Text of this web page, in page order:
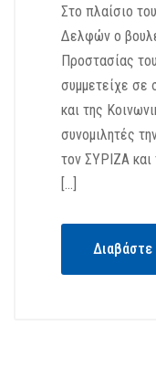
Στο πλαίσιο
Δελφών ο
Προστασίας
συμμετείχε σε
και της
συνομιλητές
τον ΣΥΡΙΖΑ
[…]